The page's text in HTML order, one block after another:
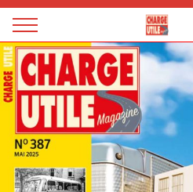
Magazine
Charge
utile
Panneau de gestion des cookies